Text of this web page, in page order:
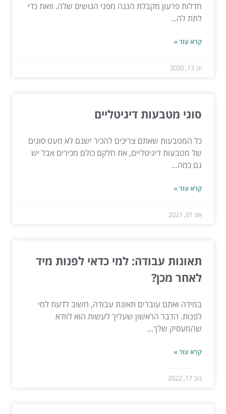
חדלות פרעון מקבלת הגנה מפני הנושים שלה. וזאת כדי
לתת לה...
קרא עוד »
יונ 13, 2020
סוגי מטבעות דיגיטליים
כל המטבעות שאתם צריכים להכיר ישנם לא מעט סוגים
של מטבעות דיגיטליים, את חלקם כולם מכירים אבל יש
גם כמה...
קרא עוד »
אוג 01, 2021
תאונות עבודה: למי כדאי לפנות מיד
לאחר מכן?
במידה ואתם עוברים תאונת עבודה, חשוב לדעת למי
לפנות. הדבר הראשון שעליך לעשות הוא לוודא
שהמעסיק שלך...
קרא עוד »
נוב 17, 2022